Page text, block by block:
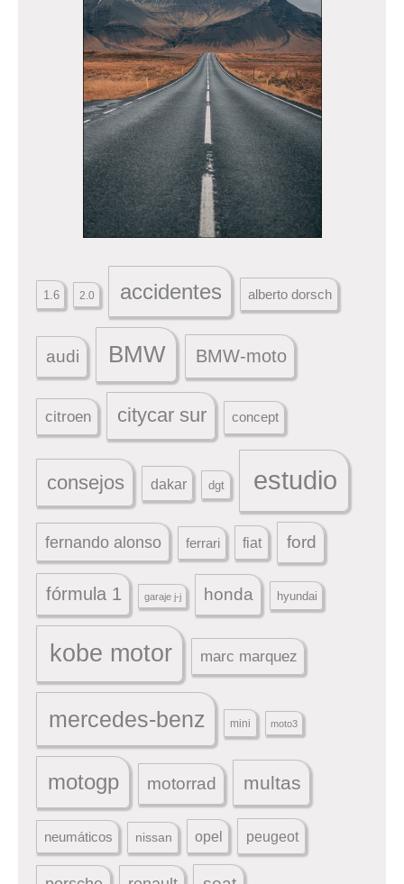
1.6 2.0 accidentes alberto dorsch
audi BMW BMW-moto
citroen citycar sur concept
consejos dakar dgt estudio
fernando alonso ferrari fiat ford
fórmula 1 garaje j-j honda hyundai
kobe motor marc marquez
mercedes-benz mini moto3
motogp motorrad multas
neumáticos nissan opel peugeot